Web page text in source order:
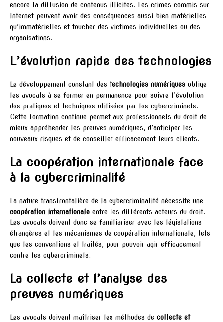
encore la diffusion de contenus illicites. Les crimes commis sur
Internet peuvent avoir des conséquences aussi bien matérielles
qu’immatérielles et toucher des victimes individuelles ou des
organisations.
L’évolution rapide des technologies
Le développement constant des technologies numériques oblige
les avocats à se former en permanence pour suivre l’évolution
des pratiques et techniques utilisées par les cybercriminels.
Cette formation continue permet aux professionnels du droit de
mieux appréhender les preuves numériques, d’anticiper les
nouveaux risques et de conseiller efficacement leurs clients.
La coopération internationale face
à la cybercriminalité
La nature transfrontalière de la cybercriminalité nécessite une
coopération internationale entre les différents acteurs du droit.
Les avocats doivent donc se familiariser avec les législations
étrangères et les mécanismes de coopération internationale, tels
que les conventions et traités, pour pouvoir agir efficacement
contre les cybercriminels.
La collecte et l’analyse des
preuves numériques
Les avocats doivent maîtriser les méthodes de collecte et